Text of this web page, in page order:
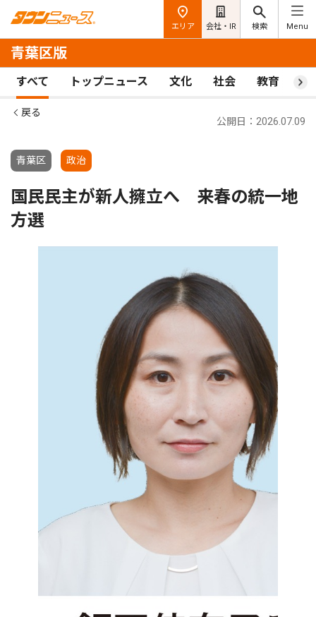
エリア 会社・IR 検索 Menu
青葉区版
すべて トップニュース 文化 社会 教育 ス
戻る
青葉区 政治
公開日：2026.07.09
国民民主が新人擁立へ 来春の統一地
方選